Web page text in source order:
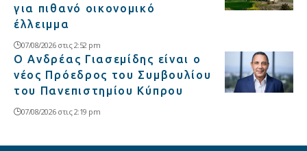
για πιθανό οικονομικό
έλλειμμα
07/08/2026 στις 2:52 pm
Ο Ανδρέας Γιασεμίδης είναι ο
νέος Πρόεδρος του Συμβουλίου
του Πανεπιστημίου Κύπρου
07/08/2026 στις 2:19 pm